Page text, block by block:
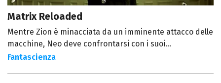
Matrix Reloaded
Mentre Zion è minacciata da un imminente attacco delle
macchine, Neo deve confrontarsi con i suoi...
Fantascienza